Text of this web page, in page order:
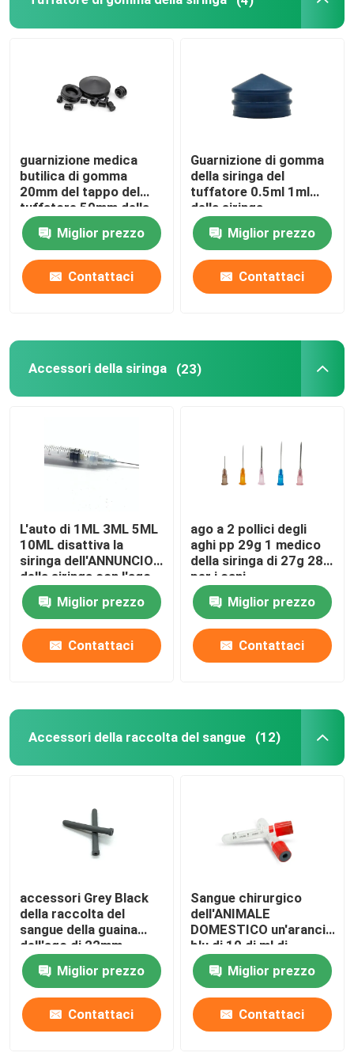
Metropolitana di infusione
guarnizione medica
butilica di gomma
20mm del tappo del
tuffatore 50mm della
siringa di 2.5mm 10mm
Miglior prezzo
Contattaci
Guarnizione di gomma
della siringa del
tuffatore 0.5ml 1ml
della siringa
dell'isoprene o del
butile Miglior prezzo
Contattaci
Accessori della siringa (23)
L'auto di 1ML 3ML 5ML
10ML disattiva la
siringa dell'ANNUNCIO
della siringa con l'ago
Miglior prezzo
Contattaci
ago a 2 pollici degli
aghi pp 29g 1 medico
della siringa di 27g 28g
per i cani
Miglior prezzo
Contattaci
Accessori della raccolta del sangue (12)
accessori Grey Black
della raccolta del
sangue della guaina
dell'ago di 22mm
23mm
Miglior prezzo
Contattaci
Sangue chirurgico
dell'ANIMALE
DOMESTICO un'arancia
blu di 10 di ml di
agrostide bianco tubi
del sangueMiglior prezzo
Contattaci